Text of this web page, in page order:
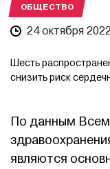
ОБЩЕСТВО
24 октября
Шесть
снизить риск
По данным
являются